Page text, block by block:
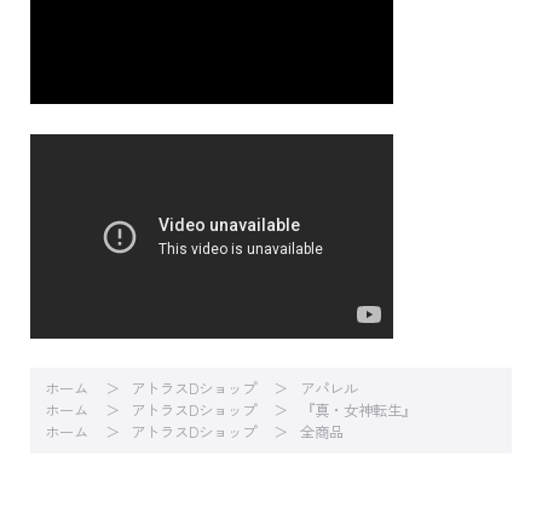
ホーム アトラスDショップ
アパレル
ホーム
アトラスDショップ
『真・女神転生』
ホーム
アトラスDショップ 全商品